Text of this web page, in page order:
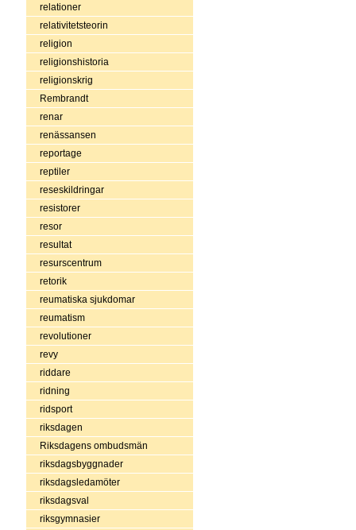
relationer
relativitetsteorin
religion
religionshistoria
religionskrig
Rembrandt
renar
renässansen
reportage
reptiler
reseskildringar
resistorer
resor
resultat
resurscentrum
retorik
reumatiska sjukdomar
reumatism
revolutioner
revy
riddare
ridning
ridsport
riksdagen
Riksdagens ombudsmän
riksdagsbyggnader
riksdagsledamöter
riksdagsval
riksgymnasier